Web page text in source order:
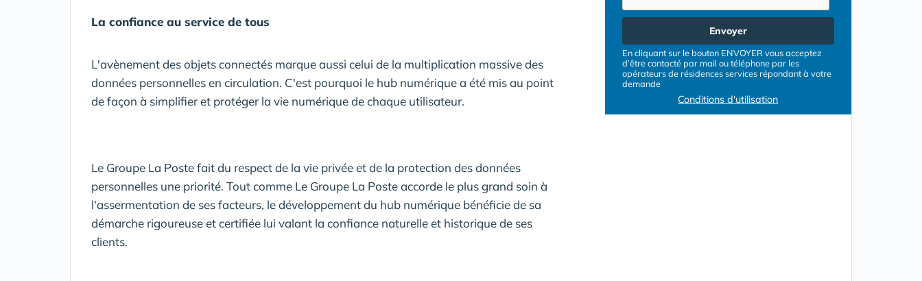
La confiance au service de tous
L'avènement des objets connectés marque aussi celui de la multiplication massive des
données personnelles en circulation. C'est pourquoi le hub numérique a été mis au point
de façon à simplifier et protéger la vie numérique de chaque utilisateur.
Le Groupe La Poste fait du respect de la vie privée et de la protection des données
personnelles une priorité. Tout comme Le Groupe La Poste accorde le plus grand soin à
l'assermentation de ses facteurs, le développement du hub numérique bénéficie de sa
démarche rigoureuse et certifiée lui valant la confiance naturelle et historique de ses
clients.
Envoyer
En cliquant sur le bouton ENVOYER vous acceptez
d’être contacté par mail ou téléphone par les
opérateurs de résidences services répondant à votre
demande
Conditions d'utilisation